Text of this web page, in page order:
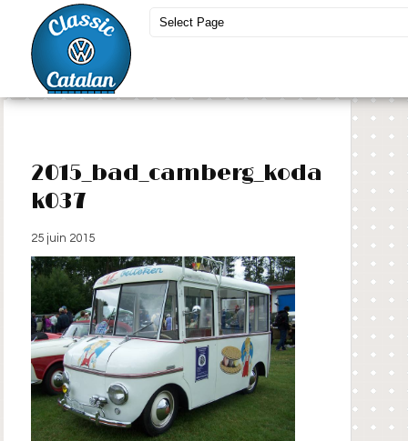
2015_bad_camberg_koda
k037
25 juin 2015